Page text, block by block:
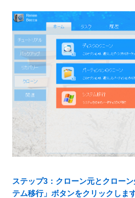
ステップ3：クローン元とクロー
テム移行」ボタンをクリックします